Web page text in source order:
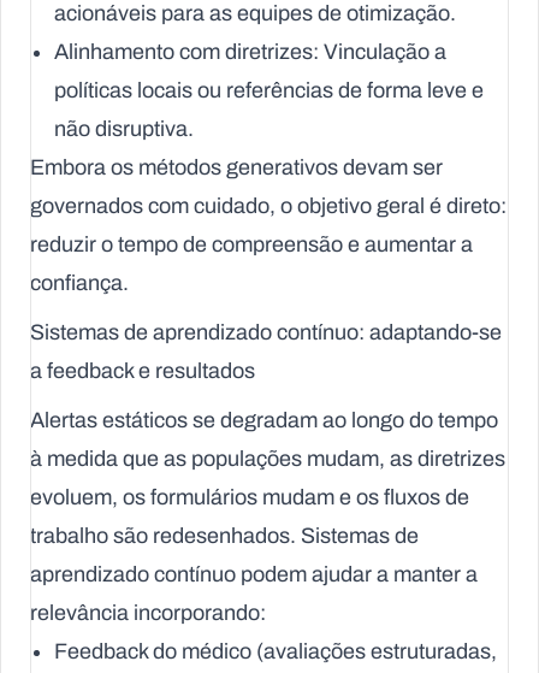
acionáveis para as equipes de otimização.
Alinhamento com diretrizes: Vinculação a
políticas locais ou referências de forma leve e
não disruptiva.
Embora os métodos generativos devam ser
governados com cuidado, o objetivo geral é direto:
reduzir o tempo de compreensão e aumentar a
confiança.
Sistemas de aprendizado contínuo: adaptando-se
a feedback e resultados
Alertas estáticos se degradam ao longo do tempo
à medida que as populações mudam, as diretrizes
evoluem, os formulários mudam e os fluxos de
trabalho são redesenhados. Sistemas de
aprendizado contínuo podem ajudar a manter a
relevância incorporando:
Feedback do médico (avaliações estruturadas,